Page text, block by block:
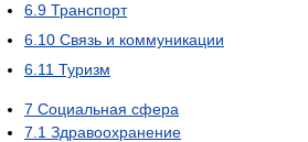
6.9 Транспорт
6.10 Связь и коммуникации
6.11 Туризм
7 Социальная сфера
7.1 Здравоохранение